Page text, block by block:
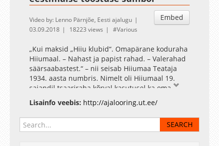
Embed
Video by: Lenno Pärnjõe, Eesti ajalugu
03.09.2018
18223 views Various
„Kui maksid „Hiiu klubid“. Omapärane koduraha
Hiiumaal. – Nahast ja papist rahad. – Valerahad
säärsaabastest.“ – nii seisab Hiiumaa Teataja
1934. aasta numbris. Nimelt oli Hiiumaal 19.
sajandil tsaariraha kõrval kasutusel ka oma
klubideks kutsutud raha, mida andis välja Kärdla
Kalevivabrik parun Robert Ungern-Sternbergi
eestvedamisel aastatel 1830-1886.
Lisainfo veebis: http://ajalooring.ut.ee/